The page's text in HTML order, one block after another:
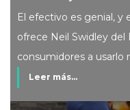
El efectivo es genial, y
ofrece Neil Swidley del
consumidores a usarlo
Leer más...